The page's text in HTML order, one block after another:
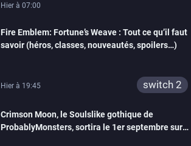
Hier à 07:00
Fire Emblem: Fortune’s Weave : Tout ce qu’il faut
savoir (héros, classes, nouveautés, spoilers…)
Hier à 19:45 switch 2
Crimson Moon, le Soulslike gothique de
ProbablyMonsters, sortira le 1er septembre sur